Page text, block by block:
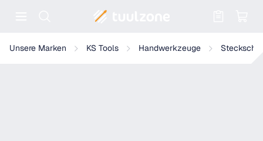
Unsere Marken KS Tools Handwerkzeuge
KS Tools 3/4" Sechskant-Stecknuss, lang